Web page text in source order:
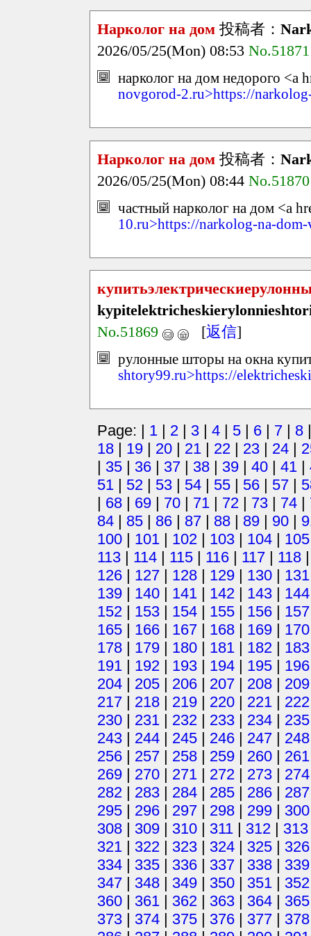
Нарколог на дом 投稿者：
2026/05/25(Mon) 08:53 No.51871
нарколог на дом недорого <a
novgorod-2.ru>https://
Нарколог на дом 投稿者：
2026/05/25(Mon) 08:44 No.51870
частный нарколог на дом <a
10.ru>https://narkolog-na-
No.51869
[返信]
рулонные шторы на окна
shtory99.ru>https://
Page: | 1 | 2 | 3 | 4 | 5 | 6 | 7 | 8
18 | 19 | 20 | 21 | 22 | 23 | 24 |
| 35 | 36 | 37 | 38 | 39 | 40 | 41 |
51 | 52 | 53 | 54 | 55 | 56 | 57 |
| 68 | 69 | 70 | 71 | 72 | 73 | 74 |
84 | 85 | 86 | 87 | 88 | 89 | 90 |
100 | 101 | 102 | 103 | 104 | 105
113 | 114 | 115 | 116 | 117 | 118
126 | 127 | 128 | 129 | 130 | 131
139 | 140 | 141 | 142 | 143 | 144
152 | 153 | 154 | 155 | 156 | 157
165 | 166 | 167 | 168 | 169 | 170
178 | 179 | 180 | 181 | 182 | 183
191 | 192 | 193 | 194 | 195 | 196
204 | 205 | 206 | 207 | 208 | 209
217 | 218 | 219 | 220 | 221 | 222
230 | 231 | 232 | 233 | 234 | 235
243 | 244 | 245 | 246 | 247 | 248
256 | 257 | 258 | 259 | 260 | 261
269 | 270 | 271 | 272 | 273 | 274
282 | 283 | 284 | 285 | 286 | 287
295 | 296 | 297 | 298 | 299 | 300
308 | 309 | 310 | 311 | 312 | 313
321 | 322 | 323 | 324 | 325 | 326
334 | 335 | 336 | 337 | 338 | 339
347 | 348 | 349 | 350 | 351 | 352
360 | 361 | 362 | 363 | 364 | 365
373 | 374 | 375 | 376 | 377 | 378